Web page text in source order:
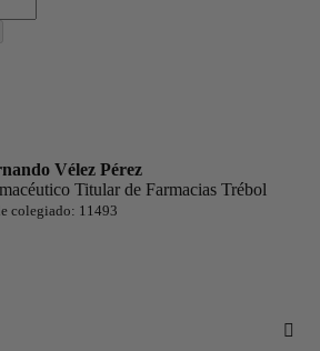
Vélez Pérez
Titular de Farmacias Trébol
colegiado: 11493